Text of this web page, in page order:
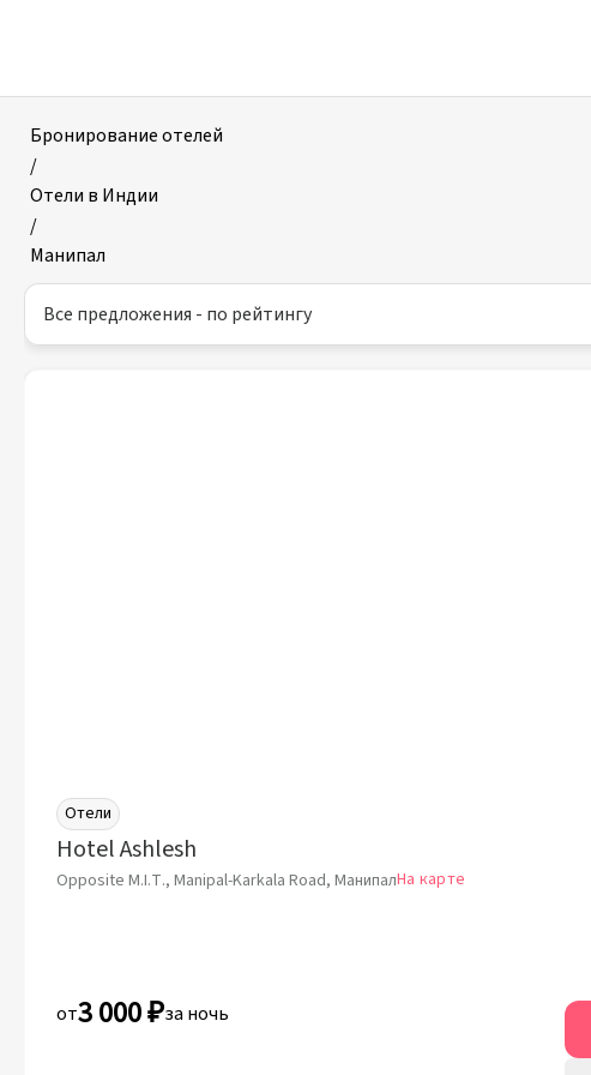
Бронирование отелей
/
Отели в Индии
/
Манипал
Все предложения - по рейтингу
Отели
Hotel Ashlesh
Opposite M.I.T., Manipal-Karkala Road, МанипалНа карте
от3 000 ₽за ночь